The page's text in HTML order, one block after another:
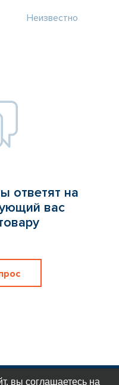
Неизвестно
ответят на
вас
вы соглашаетесь на